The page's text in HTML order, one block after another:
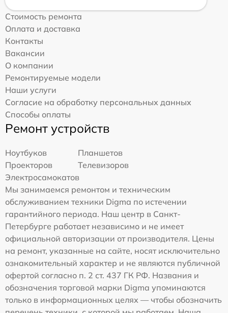
Стоимость ремонта
Оплата и доставка
Контакты
Вакансии
О компании
Ремонтируемые модели
Наши услуги
Согласие на обработку персональных данных
Способы оплаты
Ремонт устройств
Ноутбуков
Планшетов
Проекторов
Телевизоров
Электросамокатов
Мы занимаемся ремонтом и техническим
обслуживанием техники Digma по истечении
гарантийного периода. Наш центр в Санкт-
Петербурге работает независимо и не имеет
официальной авторизации от производителя. Цены
на ремонт, указанные на сайте, носят исключительно
ознакомительный характер и не являются публичной
офертой согласно п. 2 ст. 437 ГК РФ. Названия и
обозначения торговой марки Digma упоминаются
только в информационных целях — чтобы обозначить